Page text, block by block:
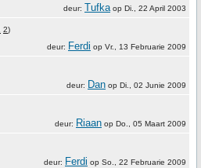
deur: Tufka op Di., 22 April 2003
2)
deur: Ferdi op Vr., 13 Februarie 2009
deur: Dan op Di., 02 Junie 2009
deur: Riaan op Do., 05 Maart 2009
deur: Ferdi op So., 22 Februarie 2009